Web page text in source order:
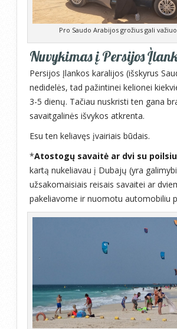
Pro Saudo Arabijos grožius gali
Nuvykimas į Persijos
Persijos Įlankos karalijos (išskyrus
nedidelės, tad pažintinei kelionei
3-5 dienų. Tačiau nuskristi ten gana
savaitgalinės išvykos atkrenta.
Esu ten keliavęs įvairiais būdais.
*Atostogų savaitė ar dvi su poilsiu
kartą nukeliavau į Dubajų (yra
užsakomaisiais reisais savaitei ar
pakeliavome ir nuomotu automobiliu